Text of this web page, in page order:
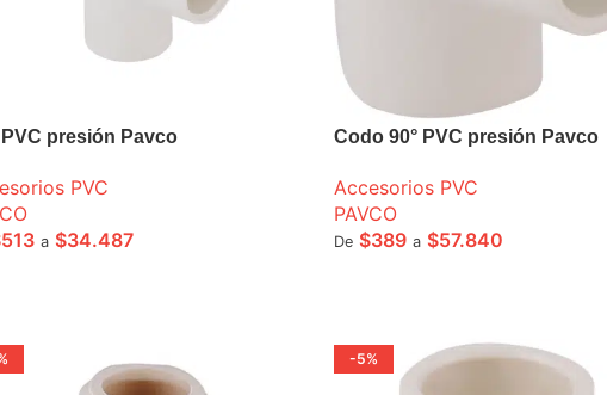
PVC presión Pavco
PVC
513 a $34.487
Codo 90° PVC presión Pavco
Accesorios PVC
PAVCO
De $389 a $57.840
-5%